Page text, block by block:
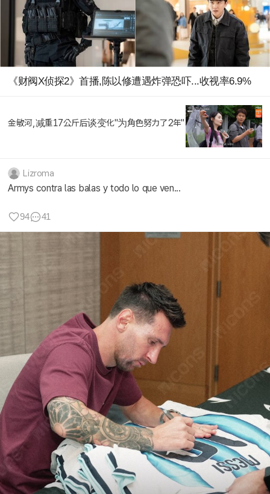
《财阀X侦探2》首播,陈以修遭遇炸弹恐吓...收视率6.9%
金敏河,减重17公斤后谈变化"为角色努力了2年"
Lizroma
Armys contra las balas y todo lo que ven...
94 41